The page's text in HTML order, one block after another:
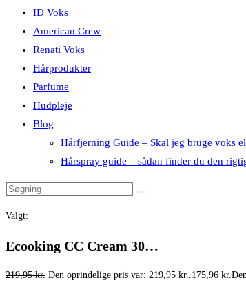
ID Voks
American Crew
Renati Voks
Hårprodukter
Parfume
Hudpleje
Blog
Hårfjerning Guide – Skal jeg bruge voks
Hårspray guide – sådan finder du den
Valgt:
Ecooking CC Cream 30…
219,95kr. Den oprindelige pris var: 219,95 kr..175,96 kr.